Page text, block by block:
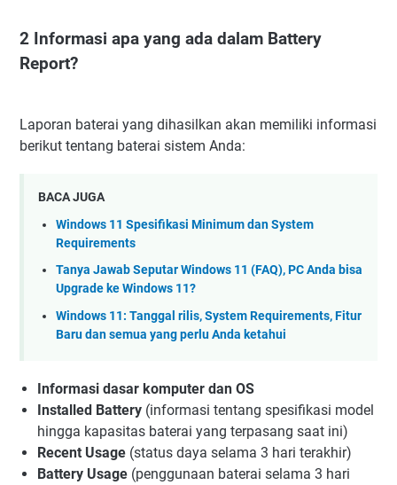
2 Informasi apa yang ada dalam Battery
Report?
Laporan baterai yang dihasilkan akan memiliki informasi
berikut tentang baterai sistem Anda:
BACA JUGA
Windows 11 Spesifikasi Minimum dan System
Requirements
Tanya Jawab Seputar Windows 11 (FAQ), PC Anda bisa
Upgrade ke Windows 11?
Windows 11: Tanggal rilis, System Requirements, Fitur
Baru dan semua yang perlu Anda ketahui
Informasi dasar komputer dan OS
Installed Battery (informasi tentang spesifikasi model
hingga kapasitas baterai yang terpasang saat ini)
Recent Usage (status daya selama 3 hari terakhir)
Battery Usage (penggunaan baterai selama 3 hari